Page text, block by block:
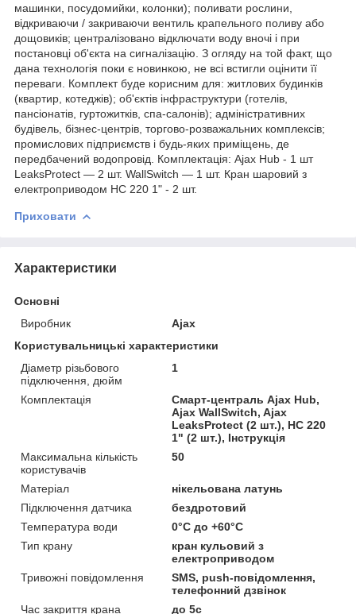
машинки, посудомийки, колонки); поливати рослини,
відкриваючи / закриваючи вентиль крапельного поливу або
дощовиків; централізовано відключати воду вночі і при
постановці об'єкта на сигналізацію. З огляду на той факт, що
дана технологія поки є новинкою, не всі встигли оцінити її
переваги. Комплект буде корисним для: житлових будинків
(квартир, котеджів); об'єктів інфраструктури (готелів,
пансіонатів, гуртожитків, спа-салонів); адміністративних
будівель, бізнес-центрів, торгово-розважальних комплексів;
промислових підприємств і будь-яких приміщень, де
передбачений водопровід. Комплектація: Ajax Hub - 1 шт
LeaksProtect — 2 шт. WallSwitch — 1 шт. Кран шаровий з
електроприводом HC 220 1" - 2 шт.
Приховати
Характеристики
Основні
Виробник
Ajax
Користувальницькі характеристики
Діаметр різьбового
підключення, дюйм
1
Комплектація
Смарт-централь Ajax Hub,
Ajax WallSwitch, Ajax
LeaksProtect (2 шт.), HC 220
1" (2 шт.), Інструкція
Максимальна кількість
користувачів
50
Матеріал
нікельована латунь
Підключення датчика
бездротовий
Температура води
0°C до +60°C
Тип крану
кран кульовий з
електроприводом
Тривожні повідомлення
SMS, push-повідомлення,
телефонний дзвінок
Час закриття крана
до 5с